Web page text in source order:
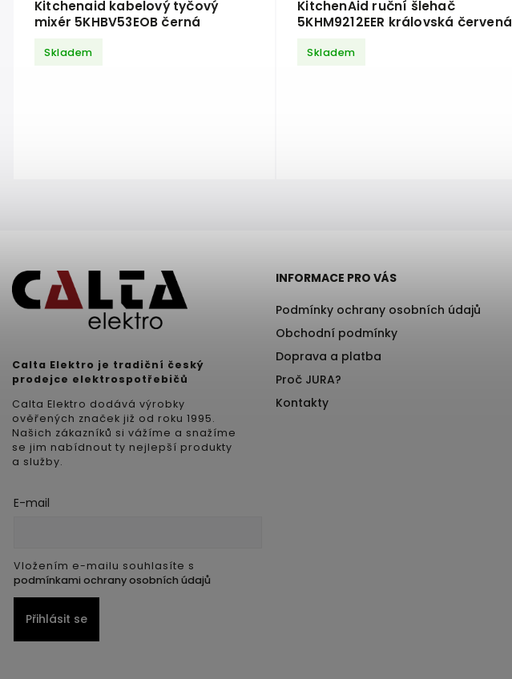
Kitchenaid kabelový tyčový
mixér 5KHBV53EOB černá
Skladem
KitchenAid ruční šlehač
5KHM9212EER královská červená
Skladem
Calta Elektro je tradiční český
prodejce elektrospotřebičů
Calta Elektro dodává výrobky
ověřených značek již od roku 1995.
Našich zákazníků si vážíme a snažíme
se jim nabídnout ty nejlepší produkty
a služby.
INFORMACE PRO VÁS
Podmínky ochrany osobních údajů
Obchodní podmínky
Doprava a platba
Proč JURA?
Kontakty
E-mail
Vložením e-mailu souhlasíte s
podmínkami ochrany osobních údajů
Přihlásit se